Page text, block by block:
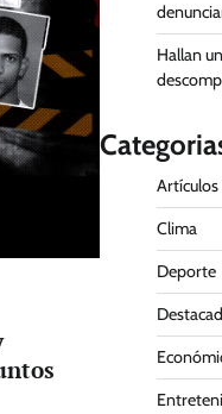
Hallan
Artículos
Clima
Deporte